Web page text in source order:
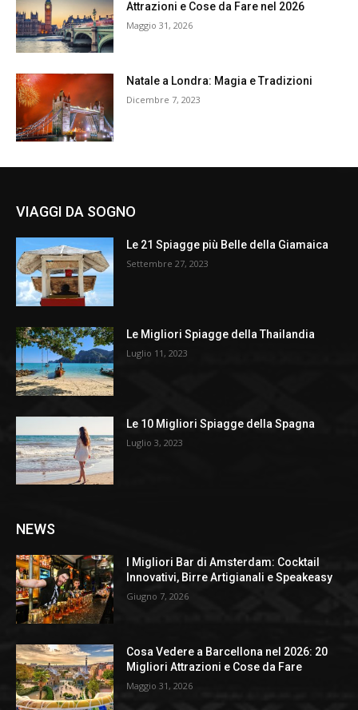
Attrazioni e Cose da Fare nel 2026
Maggio 31, 2026
Natale a Londra: Magia e Tradizioni
Dicembre 7, 2023
VIAGGI DA SOGNO
Le 21 Spiagge più Belle della Giamaica
Settembre 27, 2023
Le Migliori Spiagge della Thailandia
Luglio 11, 2023
Le 10 Migliori Spiagge della Spagna
Luglio 3, 2023
NEWS
I Migliori Bar di Amsterdam: Cocktail
Innovativi, Birre Artigianali e Speakeasy
Giugno 7, 2026
Cosa Vedere a Barcellona nel 2026: 20
Migliori Attrazioni e Cose da Fare
Maggio 31, 2026